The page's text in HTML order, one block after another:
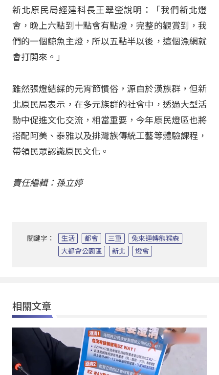
新北原民局經建科長王翠瑩說明：「我們新北燈
會，晚上六點到十點會有點燈，完整的觀賞到，我
們的一個鯨魚主燈，所以五點半以後，這個漁網就
會打開來。」
雖然張燈結綵的元宵節慣俗，源自於漢族群，但新
北原民局表示，在多元族群的社會中，透過大型活
動中促進文化交流，相當重要，今年原民燈區也將
搭配阿美、泰雅以及排灣族傳統工藝等體驗課程，
帶領民眾認識原民文化。
責任編輯：孫立婷
關鍵字： 生活 都會 三重
兔來運轉熊猴森
大都會公園區
新北 燈會
相關文章